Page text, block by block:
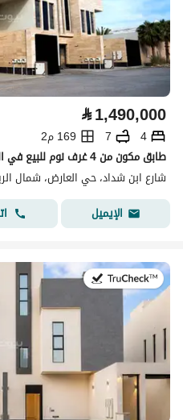
⃁1,490,000
4
7
169 م2
طابق مكون من 4 غرف نوم للبيع في العارض، الرياض
شارع ابن شداد، حي العارض، شمال
الإيميل
في:4 أغسطس 2026